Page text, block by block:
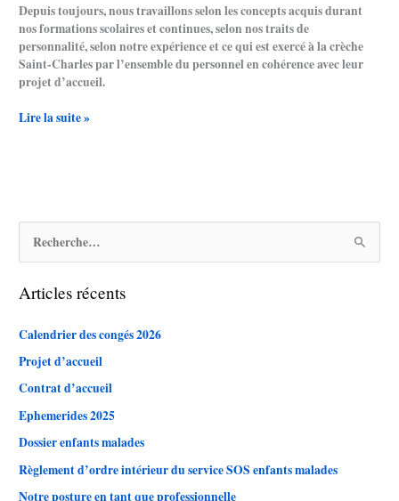
Depuis toujours, nous travaillons selon les concepts acquis durant
nos formations scolaires et continues, selon nos traits de
personnalité, selon notre expérience et ce qui est exercé à la crèche
Saint-Charles par l’ensemble du personnel en cohérence avec leur
projet d’accueil.
Lire la suite »
e
c
e
r
c
h
e
Articles récents
Calendrier des congés 2026
Projet d’accueil
Contrat d’accueil
Ephemerides 2025
Dossier enfants malades
Règlement d’ordre intérieur du service SOS enfants malades
Notre posture en tant que professionnelle